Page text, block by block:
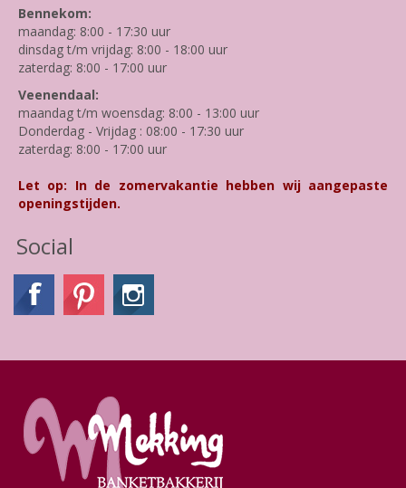
Bennekom:
maandag: 8:00 - 17:30 uur
dinsdag t/m vrijdag: 8:00 - 18:00 uur
zaterdag: 8:00 - 17:00 uur
Veenendaal:
maandag t/m woensdag: 8:00 - 13:00 uur
Donderdag - Vrijdag : 08:00 - 17:30 uur
zaterdag: 8:00 - 17:00 uur
Let op: In de zomervakantie hebben wij aangepaste
openingstijden.
Social